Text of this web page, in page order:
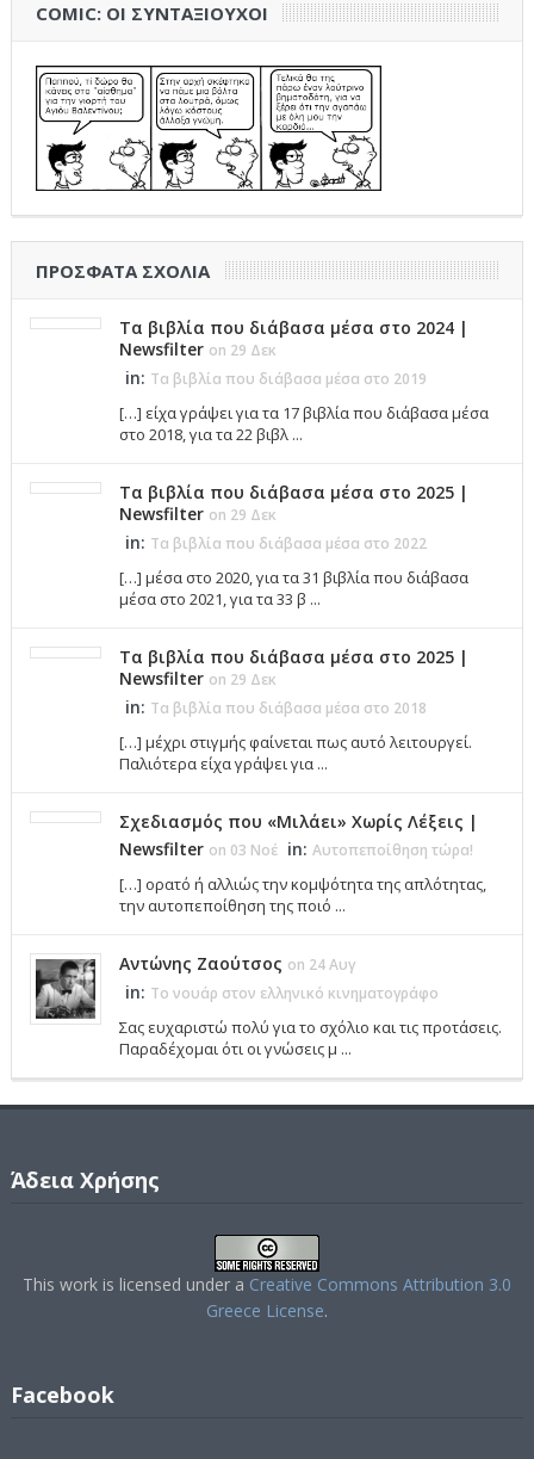
COMIC: ΟΙ ΣΥΝΤΑΞΙΟΎΧΟΙ
ΠΡΌΣΦΑΤΑ ΣΧΌΛΙΑ
Τα βιβλία που διάβασα μέσα στο 2024 |
Newsfilter on 29 Δεκ
in: Τα βιβλία που διάβασα μέσα στο 2019
[…] είχα γράψει για τα 17 βιβλία που διάβασα μέσα
στο 2018, για τα 22 βιβλ ...
Τα βιβλία που διάβασα μέσα στο 2025 |
Newsfilter on 29 Δεκ
in: Τα βιβλία που διάβασα μέσα στο 2022
[…] μέσα στο 2020, για τα 31 βιβλία που διάβασα
μέσα στο 2021, για τα 33 β ...
Τα βιβλία που διάβασα μέσα στο 2025 |
Newsfilter on 29 Δεκ
in: Τα βιβλία που διάβασα μέσα στο 2018
[…] μέχρι στιγμής φαίνεται πως αυτό λειτουργεί.
Παλιότερα είχα γράψει για ...
Σχεδιασμός που «Μιλάει» Χωρίς Λέξεις |
Newsfilter on 03 Νοέ in: Αυτοπεποίθηση τώρα!
[…] ορατό ή αλλιώς την κομψότητα της απλότητας,
την αυτοπεποίθηση της ποιό ...
Αντώνης Ζαούτσος on 24 Αυγ
in: Το νουάρ στον ελληνικό κινηματογράφο
Σας ευχαριστώ πολύ για το σχόλιο και τις προτάσεις.
Παραδέχομαι ότι οι γνώσεις μ ...
Άδεια Χρήσης
This work is licensed under a Creative Commons Attribution 3.0
Greece License.
Facebook